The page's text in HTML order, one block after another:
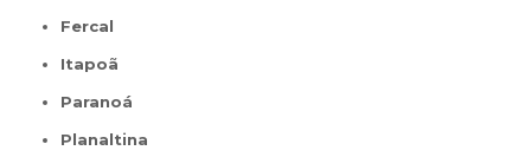
Fercal
Itapoã
Paranoá
Planaltina